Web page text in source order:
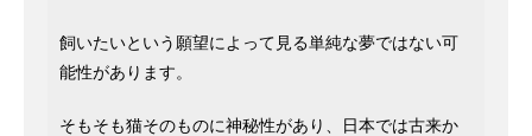
飼いたいという願望によって見る単純な夢ではない可
能性があります。
そもそも猫そのものに神秘性があり、日本では古来か